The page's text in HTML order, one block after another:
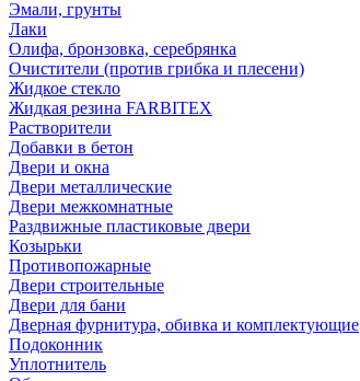
Эмали, грунты
Лаки
Олифа, бронзовка, серебрянка
Очистители (против грибка и плесени)
Жидкое стекло
Жидкая резина FARBITEX
Растворители
Добавки в бетон
Двери и окна
Двери металлические
Двери межкомнатные
Раздвижные пластиковые двери
Козырьки
Противопожарные
Двери строительные
Двери для бани
Дверная фурнитура, обивка и комплектующие
Подоконник
Уплотнитель